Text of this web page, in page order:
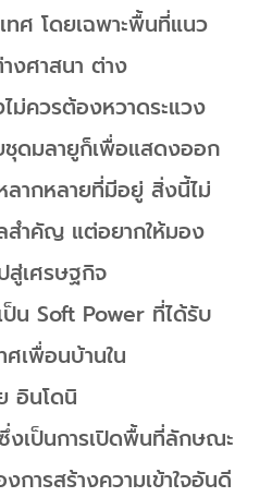
ศ โดยเฉพาะพื้นที่แนว
งศาสนา ต่าง
ควรต้องหวาดระแวง
ดมลายูก็เพื่อแสดงออก
ากหลายที่มีอยู่ สิ่งนี้ไม่
ำคัญ แต่อยากให้มอง
สู่เศรษฐกิจ
ป็น Soft Power ที่ได้รับ
ศเพื่อนบ้านใน
อินโดนิ
งเป็นการเปิดพื้นที่ลักษณะ
การสร้างความเข้าใจอันดี